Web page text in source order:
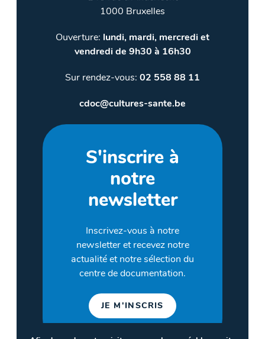
1000 Bruxelles
Ouverture: lundi, mardi, mercredi et
vendredi de 9h30 à 16h30
Sur rendez-vous: 02 558 88 11
cdoc@cultures-sante.be
S'inscrire à
notre
newsletter
Inscrivez-vous à notre
newsletter et recevez notre
actualité et notre sélection du
centre de documentation.
JE M'INSCRIS